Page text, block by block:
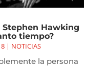
Hawking
tiempo?
| NOTICIAS
la persona